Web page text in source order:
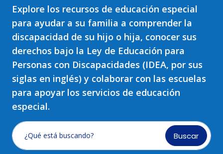
Explore los recursos de educación especial
para ayudar a su familia a comprender la
discapacidad de su hijo o hija, conocer sus
derechos bajo la Ley de Educación para
Personas con Discapacidades (IDEA, por sus
siglas en inglés) y colaborar con las escuelas
para apoyar los servicios de educación
especial.
¿Qué está buscando? Buscar